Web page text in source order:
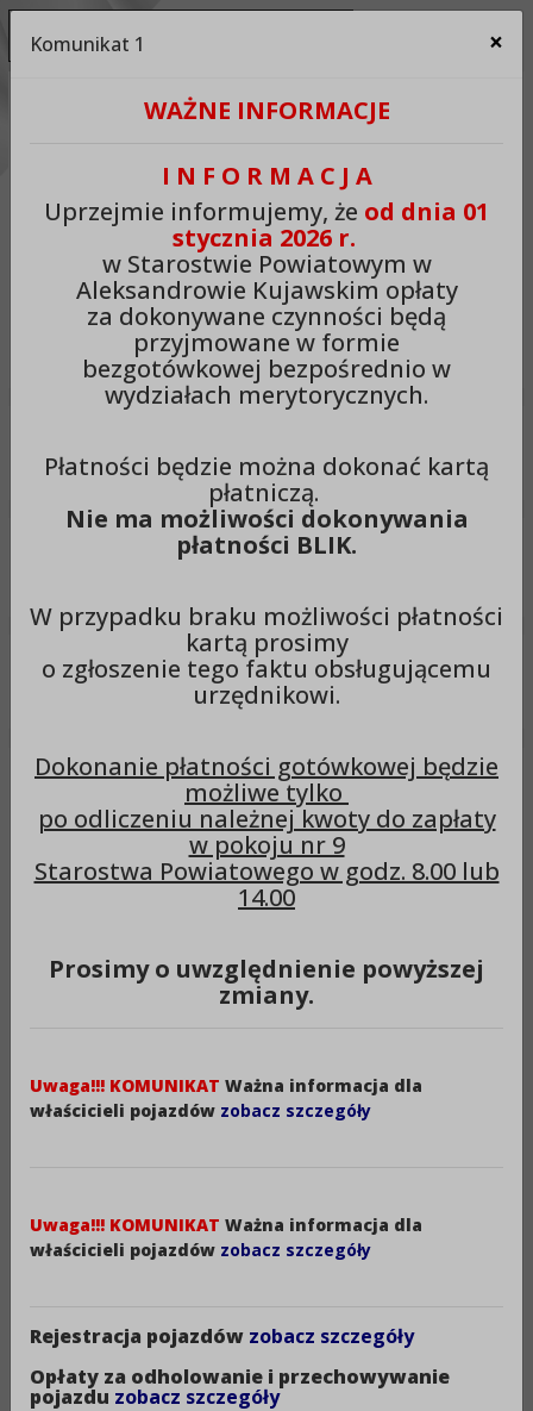
Ukryj panel ułatwień dostępu
A++ Zmień odstęp między literami
Zmień interlinię i margines
Czytaj odnośniki Czytaj tekst
Aleksandrowie Kujawskim
Menu
Arkadiusz Świątkowski
(początek kadencji)
Radny Powiatu Aleksandrowskiego
Data utworzenia:
07-06-2024
ŚWIĄTKOWSKI ARKADIUSZ.pdf (1,10MB)
Komunikat 1 ×
WAŻNE INFORMACJE
I N F O R M A C J A
Uprzejmie informujemy, że od dnia 01
stycznia 2026 r.
w Starostwie Powiatowym w
Aleksandrowie Kujawskim opłaty
za dokonywane czynności będą
przyjmowane w formie
bezgotówkowej bezpośrednio w
wydziałach merytorycznych.
Płatności będzie można dokonać kartą
płatniczą.
Nie ma możliwości dokonywania
płatności BLIK.
W przypadku braku możliwości płatności
kartą prosimy
o zgłoszenie tego faktu obsługującemu
urzędnikowi.
Dokonanie płatności gotówkowej będzie
możliwe tylko
po odliczeniu należnej kwoty do zapłaty
w pokoju nr 9
Starostwa Powiatowego w godz. 8.00 lub
14.00
Prosimy o uwzględnienie powyższej
zmiany.
Uwaga!!! KOMUNIKAT Ważna informacja dla
właścicieli pojazdów zobacz szczegóły
Uwaga!!! KOMUNIKAT Ważna informacja dla
właścicieli pojazdów zobacz szczegóły
Rejestracja pojazdów zobacz szczegóły
Opłaty za odholowanie i przechowywanie
pojazdu zobacz szczegóły